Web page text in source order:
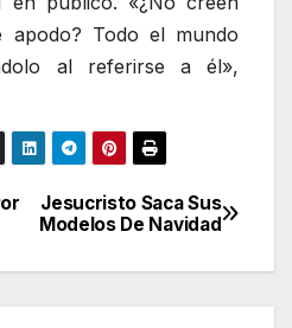
apodo? Todo el mundo
al referirse a él»,
Jesucristo Saca Sus
Modelos De Navidad